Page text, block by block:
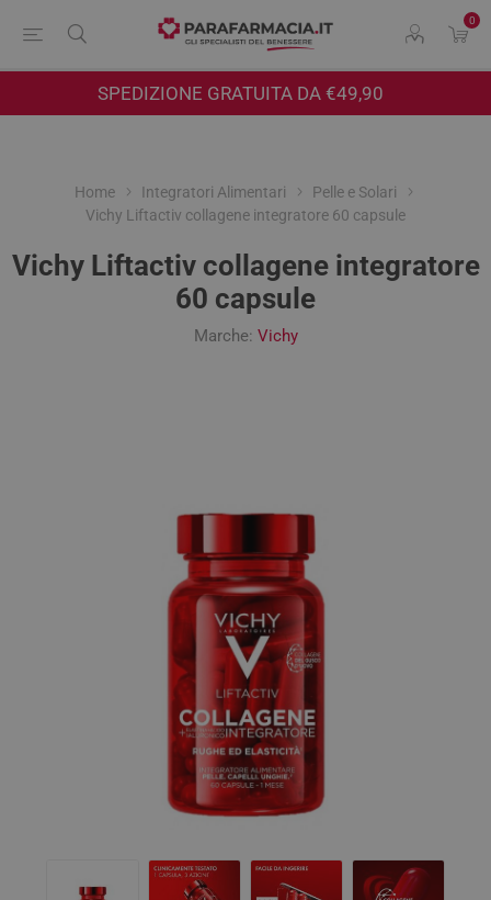
0
SPEDIZIONE GRATUITA DA €49,90
Home Integratori Alimentari
Pelle e Solari
Vichy Liftactiv collagene integratore 60 capsule
Vichy Liftactiv collagene integratore
60 capsule
Marche: Vichy